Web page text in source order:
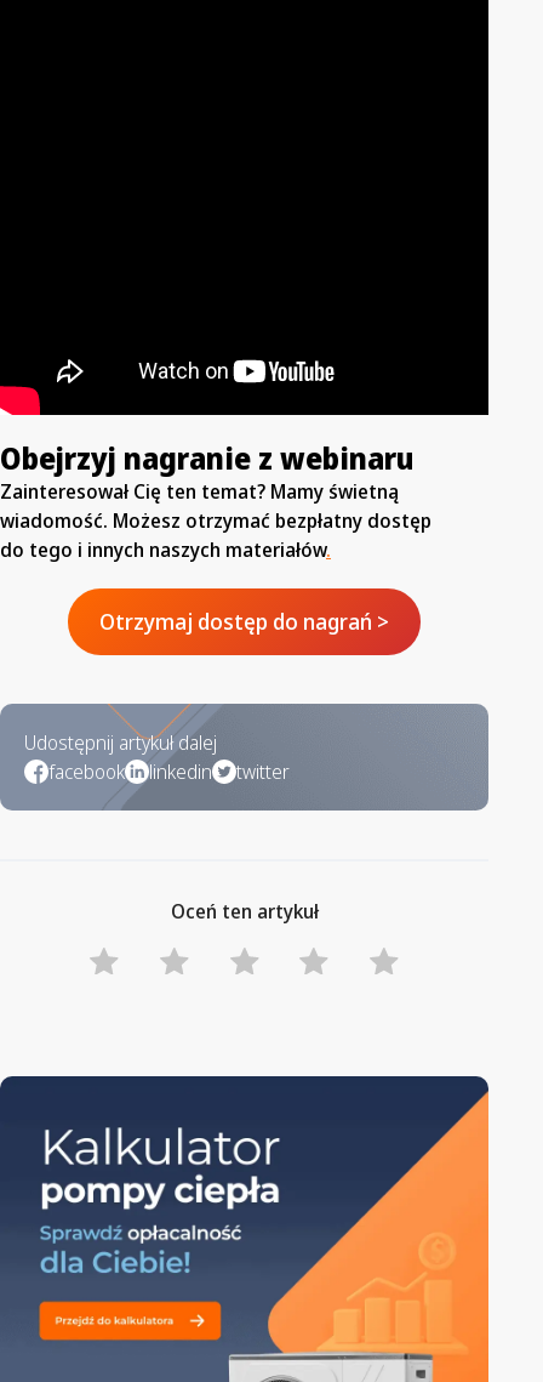
Obejrzyj nagranie z webinaru
Zainteresował Cię ten temat? Mamy świetną
wiadomość. Możesz otrzymać bezpłatny dostęp
do tego i innych naszych materiałów.
Otrzymaj dostęp do nagrań >
Udostępnij artykuł dalej
facebook
linkedin twitter
Oceń ten artykuł